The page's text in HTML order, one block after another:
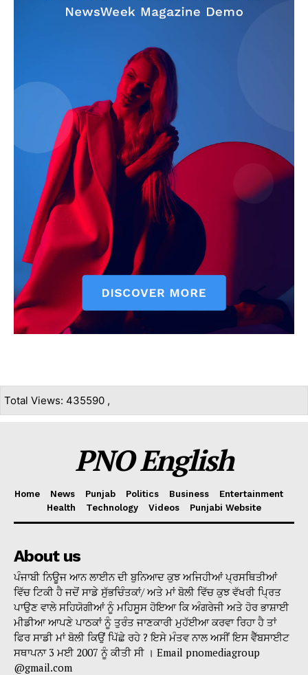
Total Views: 435590 ,
PNO English
Home News Punjab Politics Business
Entertainment
Health
Technology Videos Punjabi Website
About us
ਪੰਜਾਬੀ ਨਿਊਜ ਆਨ ਲਾਈਨ ਦੀ ਬੁਨਿਆਦ ਕੁਝ ਅਜਿਹੀਆਂ ਪ੍ਰਸਥਿਤੀਆਂ
ਵਿੱਚ ਟਿਕੀ ਹੈ ਜਦੋਂ ਸਾਡੇ ਸੁੱਭਚਿੰਤਕਾਂ/ ਅਤੇ ਮਾਂ ਬੋਲੀ ਵਿੱਚ ਕੁਝ ਵੱਖਰੀ ਪ੍ਰਿਤ
ਪਾਉਣ ਵਾਲੇ ਸਹਿਯੋਗੀਆਂ ਨੂੰ ਮਹਿਸੂਸ ਹੋਇਆ ਕਿ ਅੰਗਰੇਜੀ ਅਤੇ ਹੋਰ ਭਾਸ਼ਾਈ
ਮੀਡੀਆ ਆਪਣੇ ਪਾਠਕਾਂ ਨੂੰ ਤੁਰੰਤ ਜਾਣਕਾਰੀ ਮੁਹੱਈਆ ਕਰਵਾ ਰਿਹਾ ਹੈ ਤਾਂ
ਫਿਰ ਸਾਡੀ ਮਾਂ ਬੋਲੀ ਕਿਉਂ ਪਿੱਛੇ ਰਹੇ ? ਇਸੇ ਮੰਤਵ ਨਾਲ ਅਸੀਂ ਇਸ ਵੈੱਬਸਾਈਟ
ਸਥਾਪਨਾ 3 ਮਈ 2007 ਨੂੰ ਕੀਤੀ ਸੀ । Email pnomediagroup
@gmail.com